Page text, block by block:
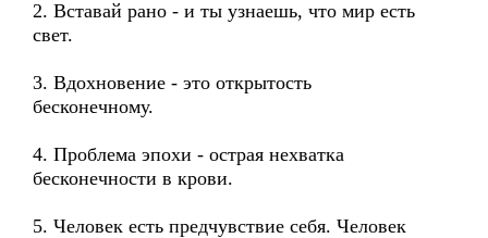
2. Вставай рано - и ты узнаешь, что мир есть
свет.
3. Вдохновение - это открытость
бесконечному.
4. Проблема эпохи - острая нехватка
бесконечности в крови.
5. Человек есть предчувствие себя. Человек